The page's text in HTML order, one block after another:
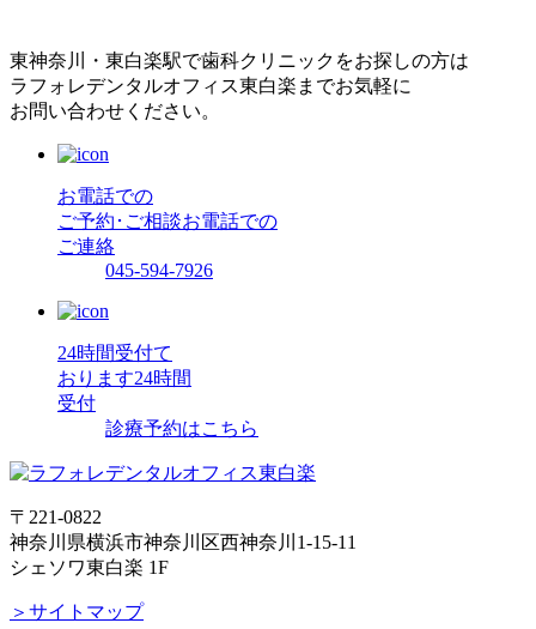
東神奈川・東白楽駅で歯科クリニックをお探しの方は
ラフォレデンタルオフィス東白楽までお気軽に
お問い合わせください。
お電話での
ご予約･ご相談お電話での
ご連絡
045-594-7926
24時間受付て
おります24時間
受付
診療予約はこちら
〒221-0822
神奈川県横浜市神奈川区西神奈川1-15-11
シェソワ東白楽 1F
＞サイトマップ